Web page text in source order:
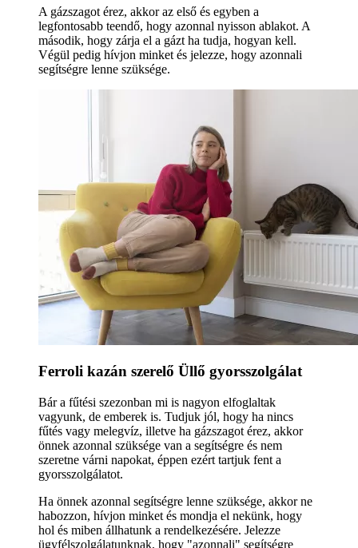
A gázszagot érez, akkor az első és egyben a
legfontosabb teendő, hogy azonnal nyisson ablakot. A
második, hogy zárja el a gázt ha tudja, hogyan kell.
Végül pedig hívjon minket és jelezze, hogy azonnali
segítségre lenne szüksége.
Ferroli kazán szerelő Üllő gyorsszolgálat
Bár a fűtési szezonban mi is nagyon elfoglaltak
vagyunk, de emberek is. Tudjuk jól, hogy ha nincs
fűtés vagy melegvíz, illetve ha gázszagot érez, akkor
önnek azonnal szüksége van a segítségre és nem
szeretne várni napokat, éppen ezért tartjuk fent a
gyorsszolgálatot.
Ha önnek azonnal segítségre lenne szüksége, akkor ne
habozzon, hívjon minket és mondja el nekünk, hogy
hol és miben állhatunk a rendelkezésére. Jelezze
ügyfélszolgálatunknak, hogy "azonnali" segítségre